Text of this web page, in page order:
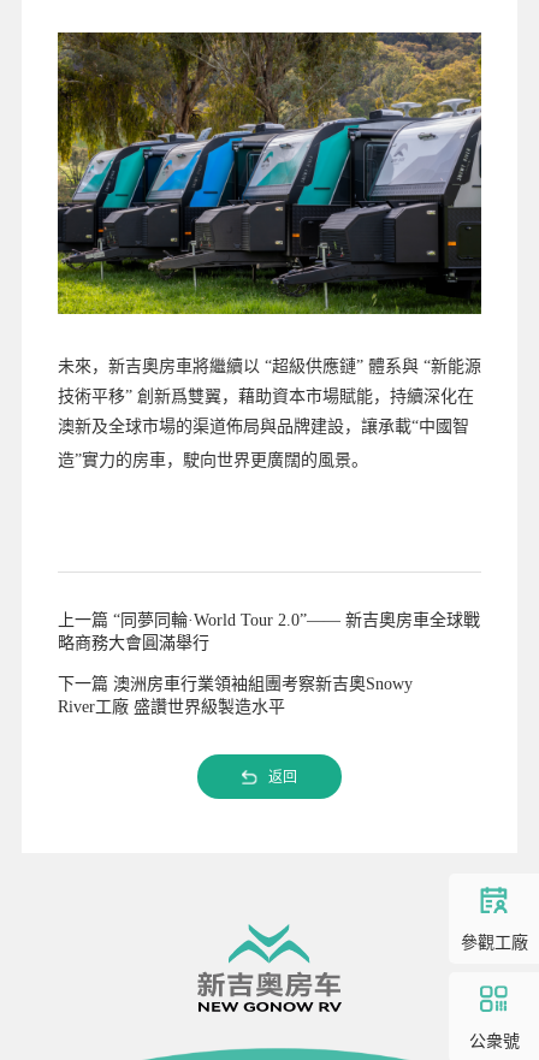
參觀工廠
公衆號
未來，新吉奧房車將繼續以 “超級供應鏈” 體系與 “新能源
技術平移” 創新爲雙翼，藉助資本市場賦能，持續深化在
澳新及全球市場的渠道佈局與品牌建設，讓承載“中國智
造”實力的房車，駛向世界更廣闊的風景。
上一篇 “同夢同輪·World Tour 2.0”—— 新吉奧房車全球戰
略商務大會圓滿舉行
下一篇 澳洲房車行業領袖組團考察新吉奧Snowy
River工廠 盛讚世界級製造水平
返回